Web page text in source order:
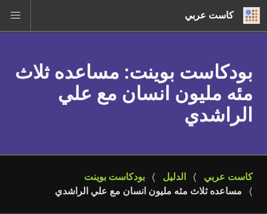
كاست عربي
بودكاست بوينت: مساعده ثلاث
مئه مليون انسان مع علي
الراشدي
كاست عربي الدليل
بودكاست بوينت
مساعده ثلاث مئه مليون انسان مع علي الراشدي